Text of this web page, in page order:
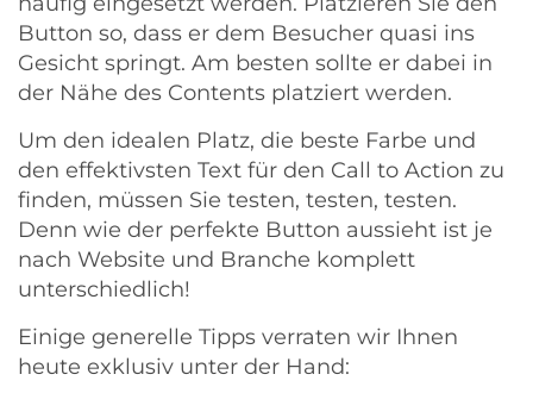
Button so, dass er dem Besucher quasi ins
Gesicht springt. Am besten sollte er dabei in
der Nähe des Contents platziert werden.
Um den idealen Platz, die beste Farbe und
den effektivsten Text für den Call to Action zu
finden, müssen Sie testen, testen, testen.
Denn wie der perfekte Button aussieht ist je
nach Website und Branche komplett
unterschiedlich!
Einige generelle Tipps verraten wir Ihnen
heute exklusiv unter der Hand: